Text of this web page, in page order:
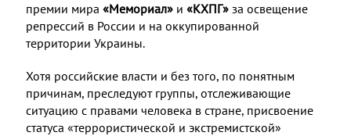
премии мира «Мемориал» и «КХПГ» за освещение
репрессий в России и на оккупированной
территории Украины.
Хотя российские власти и без того, по понятным
причинам, преследуют группы, отслеживающие
ситуацию с правами человека в стране, присвоение
статуса «террористической и экстремистской»